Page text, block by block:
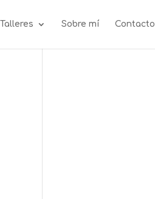
Talleres Sobre mí Contacto